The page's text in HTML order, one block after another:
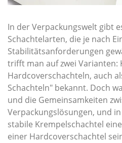
In der Verpackungswelt gibt
Schachtelarten, die je nach
Stabilitätsanforderungen
trifft man auf zwei Varianten:
Hardcoverschachteln, auch
Schachteln" bekannt. Doch
und die Gemeinsamkeiten
Verpackungslösungen, und
stabile Krempelschachtel
einer Hardcoverschachtel